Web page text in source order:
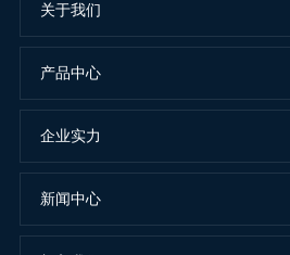
关于我们
产品中心
企业实力
新闻中心